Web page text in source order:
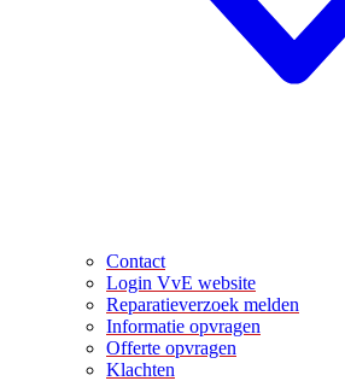
Contact
Login VvE website
Reparatieverzoek melden
Informatie opvragen
Offerte opvragen
Klachten